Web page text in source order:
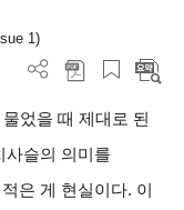
1)
었을 때 제대로 된
사슬의 의미를
은 게 현실이다. 이